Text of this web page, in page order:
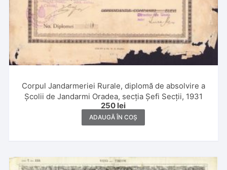
Corpul Jandarmeriei Rurale, diplomă de absolvire a
Școlii de Jandarmi Oradea, secția Șefi Secții, 1931
250 lei
ADAUGĂ ÎN COȘ